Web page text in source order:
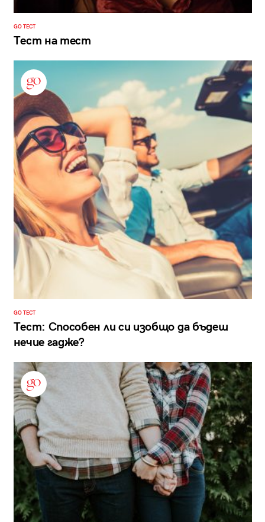
GO ТЕСТ
Тест на тест
GO ТЕСТ
Тест: Способен ли си изобщо да бъдеш
нечие гадже?